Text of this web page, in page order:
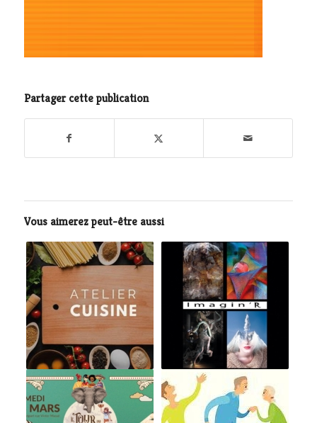
Partager cette publication
Vous aimerez peut-être aussi